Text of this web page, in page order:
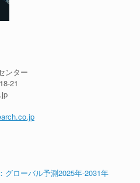
ンター
21
グローバル予測2025年-2031年